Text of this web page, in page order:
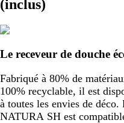
(inclus)
Le receveur de douche
Fabriqué à 80% de
100% recyclable, il est
à toutes les envies de
NATURA SH est